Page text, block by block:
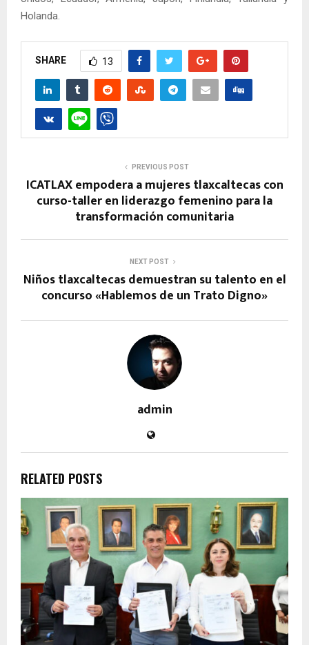
Holanda.
SHARE 13
PREVIOUS POST
ICATLAX empodera a mujeres tlaxcaltecas con
curso-taller en liderazgo femenino para la
transformación comunitaria
NEXT POST
Niños tlaxcaltecas demuestran su talento en el
concurso «Hablemos de un Trato Digno»
admin
RELATED POSTS